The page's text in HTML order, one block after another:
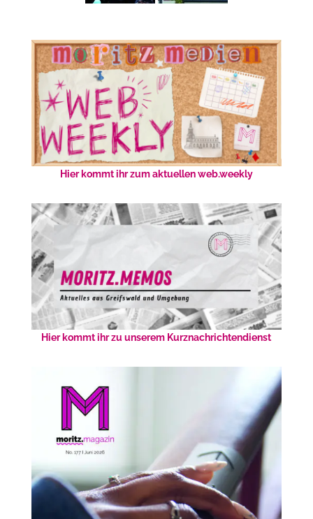
Hier kommt ihr zum aktuellen web.weekly
Hier kommt ihr zu unserem Kurznachrichtendienst